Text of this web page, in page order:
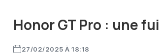
Honor GT Pro : une
27/02/2025 À 18:18